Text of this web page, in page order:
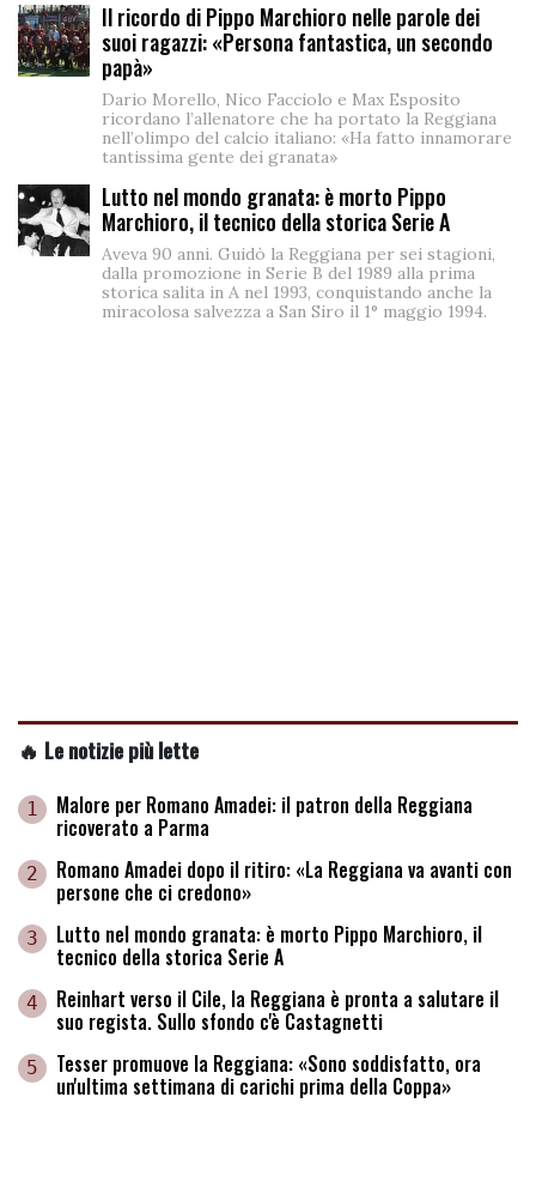
Il ricordo di Pippo Marchioro nelle parole dei
suoi ragazzi: «Persona fantastica, un secondo
papà»
Dario Morello, Nico Facciolo e Max Esposito
ricordano l’allenatore che ha portato la Reggiana
nell’olimpo del calcio italiano: «Ha fatto innamorare
tantissima gente dei granata»
Lutto nel mondo granata: è morto Pippo
Marchioro, il tecnico della storica Serie A
Aveva 90 anni. Guidò la Reggiana per sei stagioni,
dalla promozione in Serie B del 1989 alla prima
storica salita in A nel 1993, conquistando anche la
miracolosa salvezza a San Siro il 1° maggio 1994.
🔥 Le notizie più lette
1 Malore per Romano Amadei: il patron della Reggiana
ricoverato a Parma
2 Romano Amadei dopo il ritiro: «La Reggiana va avanti con
persone che ci credono»
3 Lutto nel mondo granata: è morto Pippo Marchioro, il
tecnico della storica Serie A
4 Reinhart verso il Cile, la Reggiana è pronta a salutare il
suo regista. Sullo sfondo c'è Castagnetti
5 Tesser promuove la Reggiana: «Sono soddisfatto, ora
un'ultima settimana di carichi prima della Coppa»